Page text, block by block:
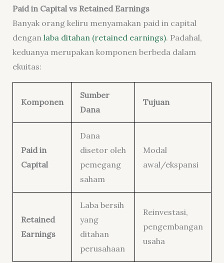
Paid in Capital vs Retained Earnings
Banyak orang keliru menyamakan paid in capital
dengan laba ditahan (retained earnings). Padahal,
keduanya merupakan komponen berbeda dalam
ekuitas:
Komponen
Sumber
Dana
Tujuan
Paid in
Capital
Dana
disetor oleh
pemegang
saham
Modal
awal/ekspansi
Retained
Earnings
Laba bersih
yang
ditahan
perusahaan
Reinvestasi,
pengembangan
usaha